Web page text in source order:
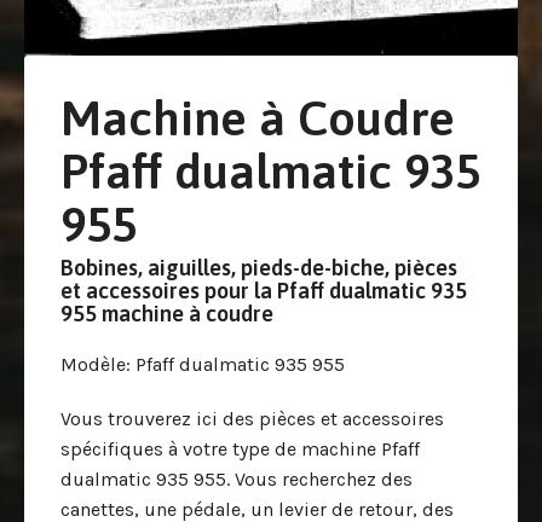
Machine à Coudre
Pfaff dualmatic 935
955
Bobines, aiguilles, pieds-de-biche, pièces
et accessoires pour la Pfaff dualmatic 935
955 machine à coudre
Modèle: Pfaff dualmatic 935 955
Vous trouverez ici des pièces et accessoires
spécifiques à votre type de machine Pfaff
dualmatic 935 955. Vous recherchez des
canettes, une pédale, un levier de retour, des